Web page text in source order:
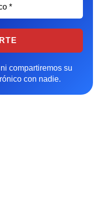
compartiremos su
con nadie.